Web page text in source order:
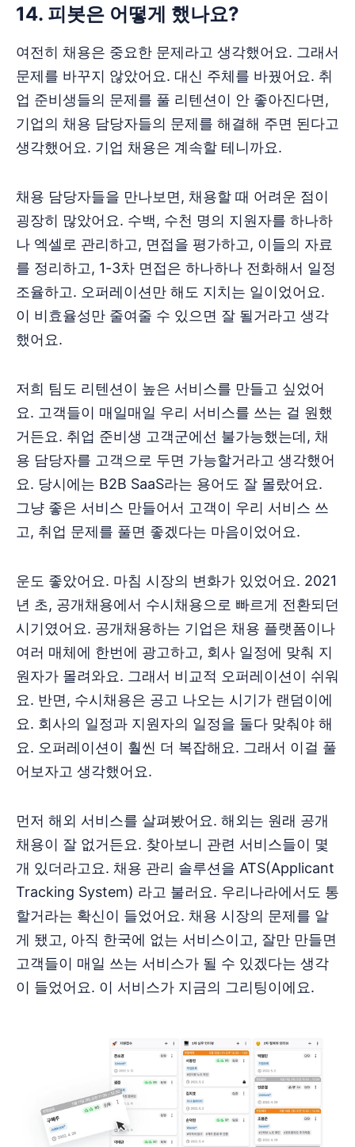
‌‌‌‌‌‌14. 피봇은 어떻게 했나요?
여전히 채용은 중요한 문제라고 생각했어요. 그래서
문제를 바꾸지 않았어요. 대신 주체를 바꿨어요. 취
업 준비생들의 문제를 풀 리텐션이 안 좋아진다면,
기업의 채용 담당자들의 문제를 해결해 주면 된다고
생각했어요. 기업 채용은 계속할 테니까요.
채용 담당자들을 만나보면, 채용할 때 어려운 점이
굉장히 많았어요. 수백, 수천 명의 지원자를 하나하
나 엑셀로 관리하고, 면접을 평가하고, 이들의 자료
를 정리하고, 1-3차 면접은 하나하나 전화해서 일정
조율하고. 오퍼레이션만 해도 지치는 일이었어요.
이 비효율성만 줄여줄 수 있으면 잘 될거라고 생각
했어요.
저희 팀도 리텐션이 높은 서비스를 만들고 싶었어
요. 고객들이 매일매일 우리 서비스를 쓰는 걸 원했
거든요. 취업 준비생 고객군에선 불가능했는데, 채
용 담당자를 고객으로 두면 가능할거라고 생각했어
요. 당시에는 B2B SaaS라는 용어도 잘 몰랐어요.
그냥 좋은 서비스 만들어서 고객이 우리 서비스 쓰
고, 취업 문제를 풀면 좋겠다는 마음이었어요.
운도 좋았어요. 마침 시장의 변화가 있었어요. 2021
년 초, 공개채용에서 수시채용으로 빠르게 전환되던
시기였어요. 공개채용하는 기업은 채용 플랫폼이나
여러 매체에 한번에 광고하고, 회사 일정에 맞춰 지
원자가 몰려와요. 그래서 비교적 오퍼레이션이 쉬워
요. 반면, 수시채용은 공고 나오는 시기가 랜덤이에
요. 회사의 일정과 지원자의 일정을 둘다 맞춰야 해
요. 오퍼레이션이 훨씬 더 복잡해요. 그래서 이걸 풀
어보자고 생각했어요.
먼저 해외 서비스를 살펴봤어요. 해외는 원래 공개
채용이 잘 없거든요. 찾아보니 관련 서비스들이 몇
개 있더라고요. 채용 관리 솔루션을 ATS(Applicant
Tracking System) 라고 불러요. 우리나라에서도 통
할거라는 확신이 들었어요. 채용 시장의 문제를 알
게 됐고, 아직 한국에 없는 서비스이고, 잘만 만들면
고객들이 매일 쓰는 서비스가 될 수 있겠다는 생각
이 들었어요. 이 서비스가 지금의 그리팅이에요.